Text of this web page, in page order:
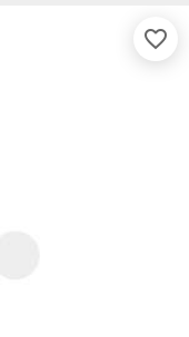
favorite_border